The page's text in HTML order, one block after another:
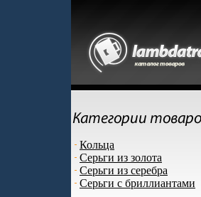
Кольца
Серьги из золота
Серьги из серебра
Серьги с бриллиантами